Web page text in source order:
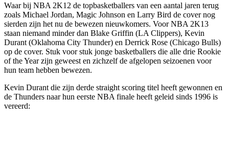
Waar bij NBA 2K12 de topbasketballers van een aantal jaren terug
zoals Michael Jordan, Magic Johnson en Larry Bird de cover nog
sierden zijn het nu de bewezen nieuwkomers. Voor NBA 2K13
staan niemand minder dan Blake Griffin (LA Clippers), Kevin
Durant (Oklahoma City Thunder) en Derrick Rose (Chicago Bulls)
op de cover. Stuk voor stuk jonge basketballers die alle drie Rookie
of the Year zijn geweest en zichzelf de afgelopen seizoenen voor
hun team hebben bewezen.
Kevin Durant die zijn derde straight scoring titel heeft gewonnen en
de Thunders naar hun eerste NBA finale heeft geleid sinds 1996 is
vereerd: